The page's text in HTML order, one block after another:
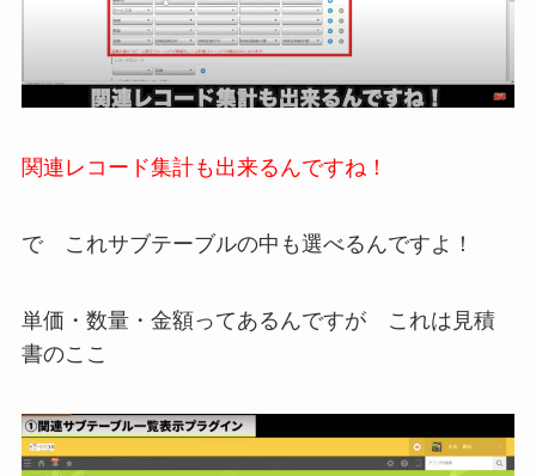
関連レコード集計も出来るんですね！
で これサブテーブルの中も選べるんですよ！
単価・数量・金額ってあるんですが これは見積
書のここ